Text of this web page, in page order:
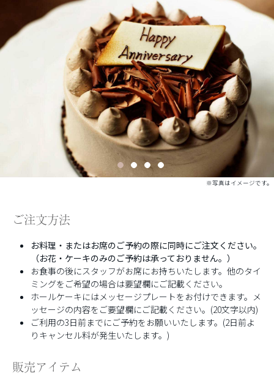
※写真はイメージです。
ご注文方法
お料理・またはお席のご予約の際に同時にご注文ください。
（お花・ケーキのみのご予約は承っておりません。）
お食事の後にスタッフがお席にお持ちいたします。他のタイ
ミングをご希望の場合は要望欄にご記載ください。
ホールケーキにはメッセージプレートをお付けできます。メ
ッセージの内容をご要望欄にご記載ください。(20文字以内)
ご利用の3日前までにご予約をお願いいたします。(2日前よ
りキャンセル料が発生いたします。)
販売アイテム